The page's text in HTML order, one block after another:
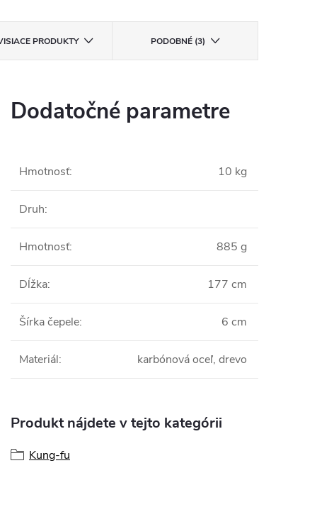
PRODUKTY PODOBNÉ (3)
Dodatočné parametre
Hmotnosť: 10 kg
Druh:
Hmotnosť: 885 g
Dĺžka: 177 cm
Šírka čepele: 6 cm
Materiál: karbónová oceľ, drevo
Produkt nájdete v tejto kategórii
Kung-fu